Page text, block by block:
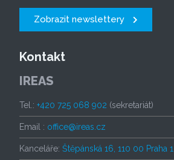
Zobrazit newslettery
Kontakt
IREAS
Tel.: +420 725 068 902 (sekretariát)
Email : office@ireas.cz
Kanceláře: Štěpánská 16, 110 00 Praha 1